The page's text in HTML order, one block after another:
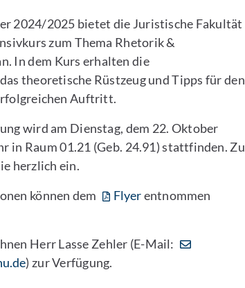
2024/2025 bietet die Juristische Fakultät
zum Thema Rhetorik &
In dem Kurs erhalten die
theoretische Rüstzeug und Tipps für den
Auftritt.
wird am Dienstag, dem 22. Oktober
in Raum 01.21 (Geb. 24.91) stattfinden. Zu
herzlich ein.
können dem
Flyerentnommen
Herr Lasse Zehler (E-Mail:
) zur Verfügung.